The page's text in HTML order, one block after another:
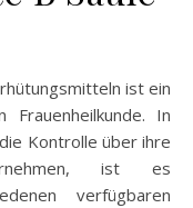
In
Kontrolle über ihre
ist es
verfügbaren